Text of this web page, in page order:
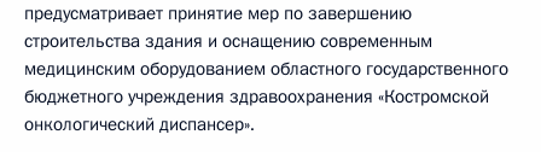
предусматривает принятие мер по завершению
строительства здания и оснащению современным
медицинским оборудованием областного государственного
бюджетного учреждения здравоохранения «Костромской
онкологический диспансер».